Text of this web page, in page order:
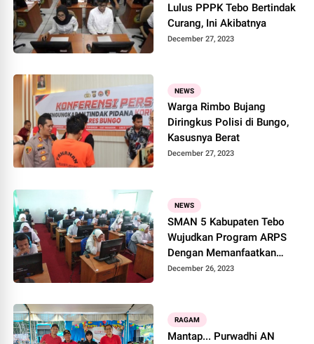
Lulus PPPK Tebo Bertindak
Curang, Ini Akibatnya
December 27, 2023
NEWS
Warga Rimbo Bujang
Diringkus Polisi di Bungo,
Kasusnya Berat
December 27, 2023
NEWS
SMAN 5 Kabupaten Tebo
Wujudkan Program ARPS
Dengan Memanfaatkan
Bantuan Dana PIP
December 26, 2023
RAGAM
Mantap... Purwadhi AN